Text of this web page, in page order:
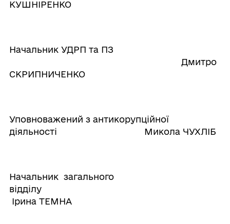
КУШНІРЕНКО
Начальник УДРП та ПЗ
Дмитро
СКРИПНИЧЕНКО
Уповноважений з антикорупційної
діяльності Микола ЧУХЛІБ
Начальник загального
відділу
Ірина ТЕМНА